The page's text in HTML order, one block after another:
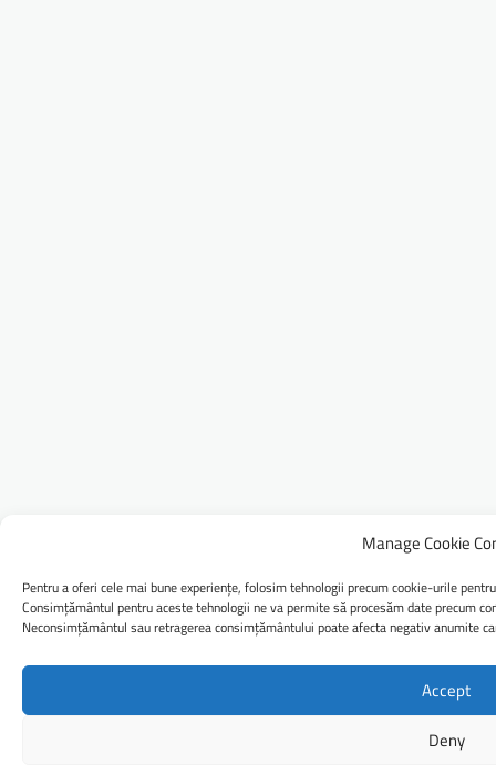
Manage Cookie
Pentru a oferi cele mai bune experiențe, folosim tehnologii precum cookie-urile
Consimțământul pentru aceste tehnologii ne va permite să procesăm date precum
Neconsimțământul sau retragerea consimțământului poate afecta negativ anumite
Accept
Deny